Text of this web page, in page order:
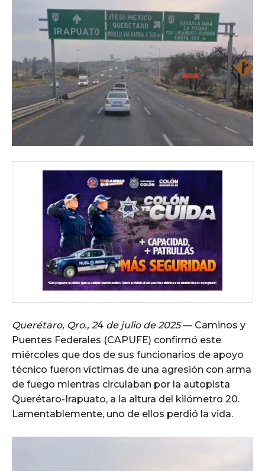
Querétaro, Qro., 24 de julio de 2025— Caminos y
Puentes Federales (CAPUFE) confirmó este
miércoles que dos de sus funcionarios de apoyo
técnico fueron víctimas de una agresión con arma
de fuego mientras circulaban por la autopista
Querétaro-Irapuato, a la altura del kilómetro 20.
Lamentablemente, uno de ellos perdió la vida.